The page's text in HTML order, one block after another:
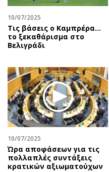
10/07/2025
Τις βάσεις ο Καμπρέρα…
το ξεκαθάρισμα στο
Βελιγράδι
10/07/2025
Ώρα αποφάσεων για τις
πολλαπλές συντάξεις
κρατικών αξιωματούχων